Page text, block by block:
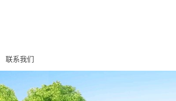
联系我们